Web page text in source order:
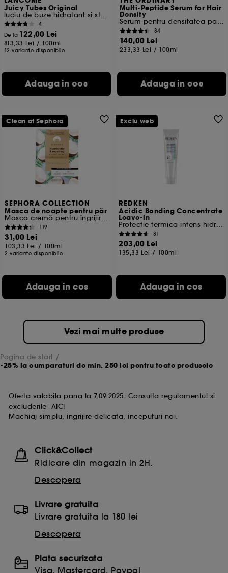
Juicy Tubes Original
luciu de buze hidratant si stralucitor
4
De la 122,00 Lei
813,33 Lei / 100ml
12 variante disponibile
Adauga in cos
Multi-Peptide Serum for Hair
Density
Serum pentru densitatea parului
84
140,00 Lei
233,33 Lei / 100ml
Adauga in cos
SEPHORA COLLECTION
Masca de noapte pentru păr
Masca cremă pentru îngrijirea părului + bonetă
119
31,00 Lei
103,33 Lei / 100ml
2 variante disponibile
Adauga in cos
Clean at Sephora
REDKEN
Acidic Bonding Concentrate
Leave-in
Protectie termica intens hidratanta
81
203,00 Lei
135,33 Lei / 100ml
Adauga in cos
Exclu web
Vezi mai multe produse
Pagina de start
-25% la cumparaturi de min. 250 lei pentru toate produsele
Oferta valabila pana la 7.09.2025. Consulta regulamentul si
excluderile AICI
Machiaj simplu, ingrijire delicata, inceputuri noi.
Click&Collect
Ridicare din magazin in 2H.
Descopera
Livrare gratuita
Livrare gratuita la 180 lei
Descopera
Plata securizata
Visa, Mastercard, Paypal
Cu exceptia cookie-urilor tehnice, plasarea si citirea
celorlalte necesita acordul tau. Poti sa iti personalizezi
alegerile privind plasarea acestor cookies folosind
optiunea "Schimba preferintele" de mai jos, sau poti
apasa butonul de "Accepta toate" sau "Respinge
Daca doresti mai multe informatii despre cookie-urile
folosite, click
aici